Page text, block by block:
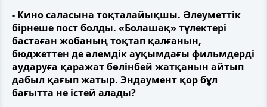
- Кино саласына тоқталайықшы. Әлеуметтік
бірнеше пост болды. «Болашақ» түлектері
бастаған жобаның тоқтап қалғанын,
бюджеттен де әлемдік ауқымдағы фильмдерді
аударуға қаражат бөлінбей жатқанын айтып
дабыл қағып жатыр. Эндаумент қор бұл
бағытта не істей алады?